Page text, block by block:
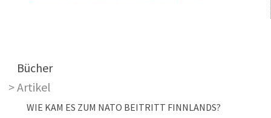
Main navigation
Bücher
Artikel
WIE KAM ES ZUM NATO BEITRITT FINNLANDS?